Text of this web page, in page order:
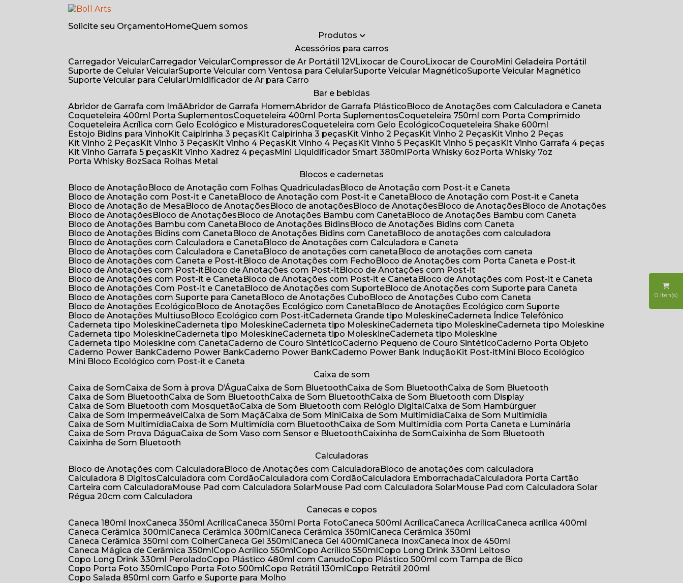
Solicite seu Orçamento Home
Quem somos
Produtos
Acessórios para carros
Carregador Veicular
Carregador Veicular Compressor de Ar Portátil 12V Lixocar de Couro Lixocar de Couro
Mini Geladeira Portátil
Suporte de Celular Veicular Suporte Veicular com Ventosa para Celular Suporte Veicular Magnético
Suporte Veicular Magnético
Suporte Veicular para Celular
Umidificador de Ar para Carro
Bar e bebidas
Abridor de Garrafa com Imã
Abridor de Garrafa Homem Abridor de Garrafa Plástico
Bloco de Anotações com Calculadora e Caneta
Coqueteleira 400ml Porta Suplementos
Coqueteleira 400ml Porta Suplementos
Coqueteleira 750ml com Porta Comprimido
Coqueteleira Acrílica com Gelo Ecológico e Misturadores
Coqueteleira com Gelo Ecológico
Coqueteleira Shake 600ml
Estojo Bidins para Vinho
Kit Caipirinha 3 peças Kit Caipirinha 3 peças Kit Vinho 2 Peças Kit Vinho 2 Peças
Kit Vinho 2 Peças
Kit Vinho 2 Peças
Kit Vinho 3 Peças Kit Vinho 4 Peças Kit Vinho 4 Peças Kit Vinho 5 Peças Kit Vinho 5 peças
Kit Vinho Garrafa 4 peças
Kit Vinho Garrafa 5 peças
Kit Vinho Xadrez 4 peças Mini Liquidificador Smart 380ml Porta Whisky 6oz
Porta Whisky 7oz
Porta Whisky 8oz
Saca Rolhas Metal
Blocos e cadernetas
Bloco de Anotação
Bloco de Anotação com Folhas Quadriculadas
Bloco de Anotação com Post-it e Caneta
Bloco de Anotação com Post-it e Caneta
Bloco de Anotação com Post-it e Caneta
Bloco de Anotação com Post-it e Caneta
Bloco de Anotação de Mesa
Bloco de Anotações Bloco de anotações Bloco de Anotações Bloco de Anotações
Bloco de Anotações
Bloco de Anotações
Bloco de Anotações Bloco de Anotações Bambu com Caneta
Bloco de Anotações Bambu com Caneta
Bloco de Anotações Bambu com Caneta
Bloco de Anotações Bidins
Bloco de Anotações Bidins com Caneta
Bloco de Anotações Bidins com Caneta
Bloco de Anotações Bidins com Caneta
Bloco de anotações com calculadora
Bloco de Anotações com Calculadora e Caneta
Bloco de Anotações com Calculadora e Caneta
Bloco de Anotações com Calculadora e Caneta
Bloco de anotações com caneta
Bloco de anotações com caneta
Bloco de Anotações com Caneta e Post-it
Bloco de Anotações com Fecho
Bloco de Anotações com Porta Caneta e Post-it
Bloco de Anotações com Post-it
Bloco de Anotações com Post-it
Bloco de Anotações com Post-it
Bloco de Anotações com Post-it e Caneta
Bloco de Anotações com Post-it e Caneta
Bloco de Anotações com Post-it e Caneta
Bloco de Anotações Com Post-it e Caneta
Bloco de Anotações com Suporte
Bloco de Anotações com Suporte para Caneta
Bloco de Anotações com Suporte para Caneta
Bloco de Anotações Cubo
Bloco de Anotações Cubo com Caneta
Bloco de Anotações Ecológico
Bloco de Anotações Ecológico com Caneta
Bloco de Anotações Ecológico com Suporte
Bloco de Anotações Multiuso
Bloco Ecológico com Post-it Caderneta Grande tipo Moleskine
Caderneta Índice Telefônico
Caderneta tipo Moleskine
Caderneta tipo Moleskine Caderneta tipo Moleskine Caderneta tipo Moleskine
Caderneta tipo Moleskine
Caderneta tipo Moleskine
Caderneta tipo Moleskine Caderneta tipo Moleskine
Caderneta tipo Moleskine
Caderneta tipo Moleskine com Caneta
Caderno de Couro Sintético Caderno Pequeno de Couro Sintético
Caderno Porta Objeto
Caderno Power Bank
Caderno Power Bank Caderno Power Bank Caderno Power Bank Indução Kit Post-it
Mini Bloco Ecológico
Mini Bloco Ecológico com Post-it e Caneta
Caixa de som
Caixa de Som
Caixa de Som à prova D’Água Caixa de Som Bluetooth Caixa de Som Bluetooth
Caixa de Som Bluetooth
Caixa de Som Bluetooth
Caixa de Som Bluetooth Caixa de Som Bluetooth
Caixa de Som Bluetooth com Display
Caixa de Som Bluetooth com Mosquetão
Caixa de Som Bluetooth com Relógio Digital
Caixa de Som Hambúrguer
Caixa de Som Impermeável
Caixa de Som Maçã Caixa de Som Mini Caixa de Som Multimídia
Caixa de Som Multimídia
Caixa de Som Multimídia
Caixa de Som Multimídia com Bluetooth
Caixa de Som Multimídia com Porta Caneta e Luminária
Caixa de Som Prova Dágua
Caixa de Som Vaso com Sensor e Bluetooth Caixinha de Som
Caixinha de Som Bluetooth
Caixinha de Som Bluetooth
Calculadoras
Bloco de Anotações com Calculadora
Bloco de Anotações com Calculadora
Bloco de anotações com calculadora
Calculadora 8 Dígitos
Calculadora com Cordão Calculadora com Cordão Calculadora Emborrachada
Calculadora Porta Cartão
Carteira com Calculadora
Mouse Pad com Calculadora Solar Mouse Pad com Calculadora Solar
Mouse Pad com Calculadora Solar
Régua 20cm com Calculadora
Canecas e copos
Caneca 180ml Inox
Caneca 350ml Acrílica Caneca 350ml Porta Foto Caneca 500ml Acrílica Caneca Acrílica
Caneca acrílica 400ml
Caneca Cerâmica 300ml
Caneca Cerâmica 300ml Caneca Cerâmica 350ml
Caneca Cerâmica 350ml
Caneca Cerâmica 350ml com Colher
Caneca Gel 350ml Caneca Gel 400ml Caneca Inox
Caneca inox de 450ml
Caneca Mágica de Cerâmica 350ml
Copo Acrílico 550ml Copo Acrílico 550ml
Copo Long Drink 330ml Leitoso
Copo Long Drink 330ml Perolado
Copo Plástico 480ml com Canudo
Copo Plástico 500ml com Tampa de Bico
Copo Porta Foto 350ml
Copo Porta Foto 500ml Copo Retrátil 130ml
Copo Retrátil 200ml
Copo Salada 850ml com Garfo e Suporte para Molho
0 iten(s)